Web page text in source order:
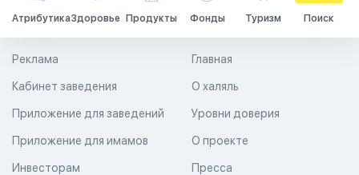
АтрибутикаЗдоровье Продукты Фонды Туризм Поиск
Главная
О халяль
Уровни доверия
Реклама
Кабинет заведения
Приложение для заведений
Приложение для имамов О проекте
Пресса
Инвесторам